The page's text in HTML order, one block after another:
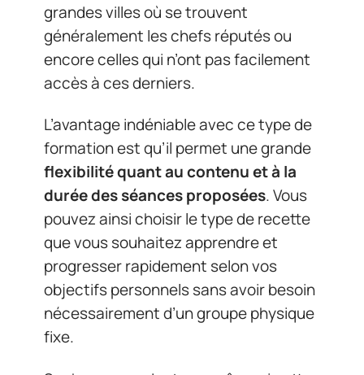
grandes villes où se trouvent
généralement les chefs réputés ou
encore celles qui n’ont pas facilement
accès à ces derniers.
L’avantage indéniable avec ce type de
formation est qu’il permet une grande
flexibilité quant au contenu et à la
durée des séances proposées. Vous
pouvez ainsi choisir le type de recette
que vous souhaitez apprendre et
progresser rapidement selon vos
objectifs personnels sans avoir besoin
nécessairement d’un groupe physique
fixe.